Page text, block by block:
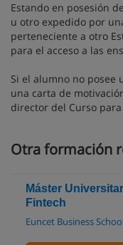
Estando en posesión
u otro expedido por
perteneciente a otro
para el acceso a las
Si el alumno no
una carta de
director del Curso
Otra formación
Máster
Fintech
Euncet Business School